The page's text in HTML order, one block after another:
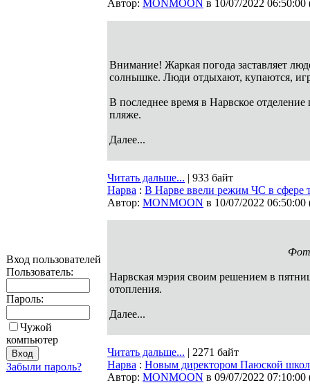
Вход пользователей
Пользователь:
Пароль:
Чужой
компьютер
Забыли пароль?
Автор: MONMOON в 10/07/2022 06:50:00
Внимание! Жаркая погода заставляет
солнышке. Люди отдыхают, купаются,
В последнее время в Нарвское
пляже.
Далее...
Читать дальше... | 933 байт
Нарва : В Нарве ввели режим ЧС в сфере
Автор: MONMOON в 10/07/2022 06:50:00
Нарвская мэрия своим решением в
отопления.
Далее...
Читать дальше... | 2271 байт
Нарва : Новым директором Паюской
Автор: MONMOON в 09/07/2022 07:10:00